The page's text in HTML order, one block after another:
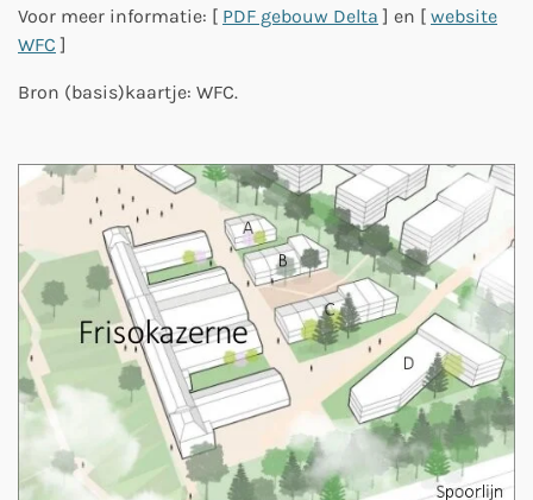
Voor meer informatie: [ PDF gebouw Delta ] en [ website
WFC ]
Bron (basis)kaartje: WFC.